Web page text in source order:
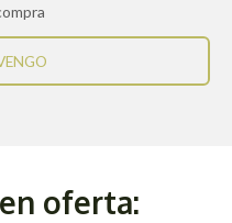
oferta: